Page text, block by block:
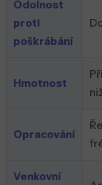
Odolnost
proti
poškrábání
Hmotnost
Opracování
Venkovní